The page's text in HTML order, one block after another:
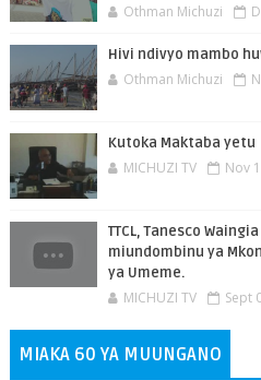
Othman Michuzi
Hivi ndivyo mambo
Othman Michuzi
Kutoka Maktaba yetu
MICHUZI TV Nov
TTCL, Tanesco
miundombinu ya
ya Umeme.
MICHUZI TV Sept
MIAKA 60 YA MUUNGANO